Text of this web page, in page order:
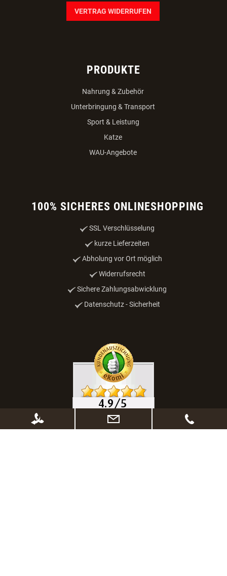
VERTRAG WIDERRUFEN
PRODUKTE
Nahrung & Zubehör
Unterbringung & Transport
Sport & Leistung
Katze
WAU-Angebote
100% SICHERES ONLINESHOPPING
SSL Verschlüsselung
kurze Lieferzeiten
Abholung vor Ort möglich
Widerrufsrecht
Sichere Zahlungsabwicklung
Datenschutz - Sicherheit